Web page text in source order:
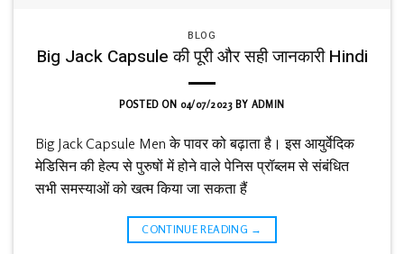
BLOG
Big Jack Capsule की पूरी और सही जानकारी Hindi
POSTED ON 04/07/2023BY ADMIN
Big Jack Capsule Men के पावर को बढ़ाता है। इस आयुर्वेदिक
मेडिसिन की हेल्प से पुरुषों में होने वाले पेनिस प्रॉब्लम से संबंधित
सभी समस्याओं को खत्म किया जा सकता हैं
CONTINUE READING →